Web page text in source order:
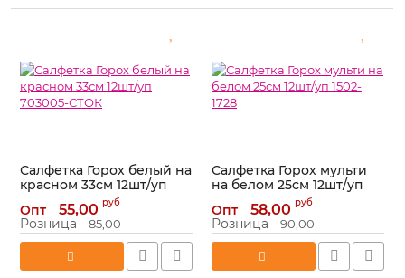
Салфетка Горох белый на
красном 33см 12шт/уп
703005-СТОК
Артикул: 703005-СТОК
Опт 55,00 руб
Розница 85,00
Салфетка Горох мульти
на белом 25см 12шт/уп
Артикул: 1502-1728
Опт 58,00 руб
Розница 90,00